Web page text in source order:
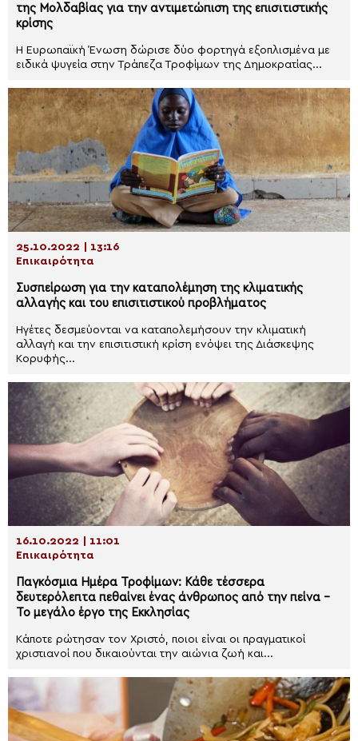
της Μολδαβίας για την αντιμετώπιση της επισιτιστικής
κρίσης
Η Ευρωπαϊκή Ένωση δώρισε δύο φορτηγά εξοπλισμένα με
ειδικά ψυγεία στην Τράπεζα Τροφίμων της Δημοκρατίας...
25.10.2022 | 13:16
Επικαιρότητα
Συσπείρωση για την καταπολέμηση της κλιματικής
αλλαγής και του επισιτιστικού προβλήματος
Ηγέτες δεσμεύονται να καταπολεμήσουν την κλιματική
αλλαγή και την επισιτιστική κρίση ενόψει της Διάσκεψης
Κορυφής...
16.10.2022 | 11:01
Επικαιρότητα
Παγκόσμια Ημέρα Τροφίμων: Κάθε τέσσερα
δευτερόλεπτα πεθαίνει ένας άνθρωπος από την πείνα –
Το μεγάλο έργο της Εκκλησίας
Κάποτε ρώτησαν τον Χριστό, ποιοι είναι οι πραγματικοί
χριστιανοί που δικαιούνται την αιώνια ζωή και...